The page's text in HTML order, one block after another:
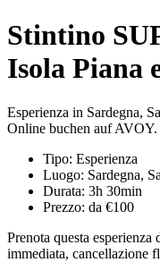
Stintino
Isola Piana
Esperienza in Sardegna,
Online buchen auf AVOY.
Tipo: Esperienza
Luogo: Sardegna,
Durata: 3h 30min
Prezzo: da €100
Prenota questa
immediata, cancellazione